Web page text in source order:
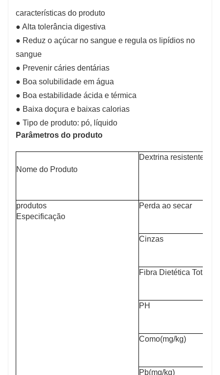
características do produto
● Alta tolerância digestiva
● Reduz o açúcar no sangue e regula os lipídios no
sangue
● Prevenir cáries dentárias
● Boa solubilidade em água
● Boa estabilidade ácida e térmica
● Baixa doçura e baixas calorias
● Tipo de produto: pó, líquido
Parâmetros do produto
Nome do Produto
Dextrina resistente
produtos
Especificação
Perda ao secar
Cinzas
Fibra Dietética Total
PH
Como(mg/kg)
Pb(mg/kg)